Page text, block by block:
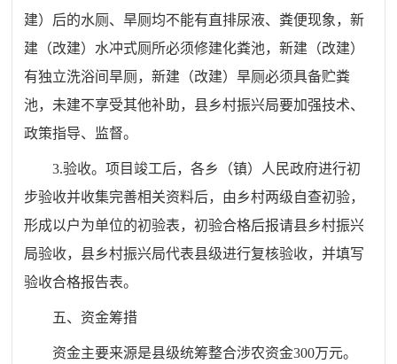
建）后的水厕、旱厕均不能有直排尿液、粪便现象，新
建（改建）水冲式厕所必须修建化粪池，新建（改建）
有独立洗浴间旱厕，新建（改建）旱厕必须具备贮粪
池，未建不享受其他补助，县乡村振兴局要加强技术、
政策指导、监督。
3.验收。项目竣工后，各乡（镇）人民政府进行初
步验收并收集完善相关资料后，由乡村两级自查初验，
形成以户为单位的初验表，初验合格后报请县乡村振兴
局验收，县乡村振兴局代表县级进行复核验收，并填写
验收合格报告表。
五、资金筹措
资金主要来源是县级统筹整合涉农资金300万元。